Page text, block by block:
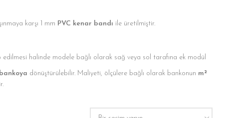
karşı 1 mm PVC kenar bandı ile üretilmiştir.
halinde modele bağlı olarak sağ veya sol tarafına ek modül
dönüştürülebilir. Maliyeti, ölçülere bağlı olarak bankonun m²